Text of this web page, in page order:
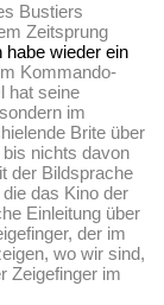
Bustiers
Zeitsprung
habe wieder ein
Kommando-
hat seine
im
Brite über
nichts davon
der Bildsprache
das Kino der
Einleitung über
der im
wo wir sind,
Zeigefinger im